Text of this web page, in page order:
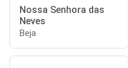
Nossa Senhora das
Neves
Beja